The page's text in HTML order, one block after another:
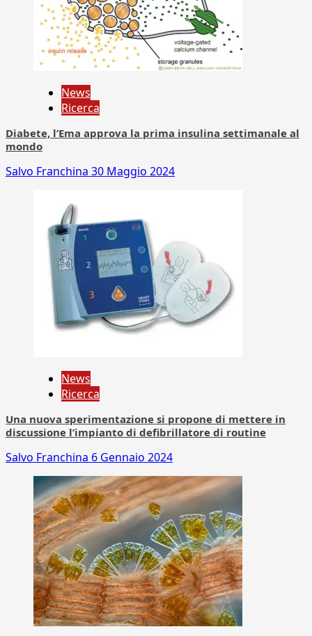
News
Ricerca
Diabete, l’Ema approva la prima insulina settimanale al
mondo
Salvo Franchina 30 Maggio 2024
News
Ricerca
Una nuova sperimentazione si propone di mettere in
discussione l’impianto di defibrillatore di routine
Salvo Franchina 6 Gennaio 2024